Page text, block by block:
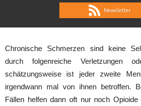
Newsletter
Chronische Schmerzen sind keine
durch folgenreiche Verletzungen
schätzungsweise ist jeder zweite
irgendwann mal von ihnen betroffen.
Fällen helfen dann oft nur noch